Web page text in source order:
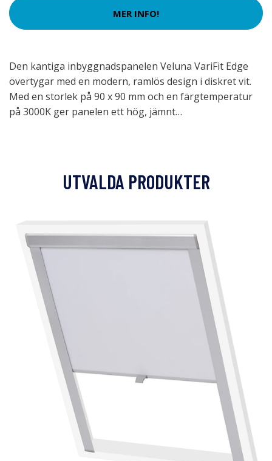
MER INFO!
Den kantiga inbyggnadspanelen Veluna VariFit Edge
övertygar med en modern, ramlös design i diskret vit.
Med en storlek på 90 x 90 mm och en färgtemperatur
på 3000K ger panelen ett hög, jämnt…
UTVALDA PRODUKTER